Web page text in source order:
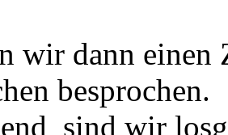
wir dann einen
besprochen.
sind wir